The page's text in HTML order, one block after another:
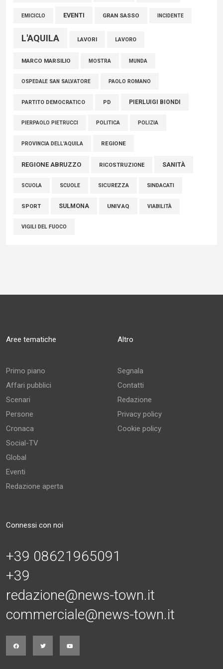
EMICICLO EVENTI GRAN SASSO INCIDENTE
L'AQUILA LAVORI LAVORO
MARCO MARSILIO MOSTRA MUNDA
OSPEDALE SAN SALVATORE PAOLO ROMANO
PARTITO DEMOCRATICO PD PIERLUIGI BIONDI
PIERPAOLO PIETRUCCI POLITICA POLIZIA
PROVINCIA DELL'AQUILA REGIONE
REGIONE ABRUZZO RICOSTRUZIONE SANITÀ
SCUOLA SCUOLE SICUREZZA SINDACATI
SPORT SULMONA UNIVAQ VIABILITÀ
VIGILI DEL FUOCO
Aree tematiche
Primo piano
Affari pubblici
Scenari
Persone
Cronaca
Social-TV
Global
Eventi
Redazione aperta
Altro
Segnala
Contatti
Redazione
Privacy policy
Cookie policy
Connessi con noi
+39 08621965091
+39
redazione@news-town.it
commerciale@news-town.it